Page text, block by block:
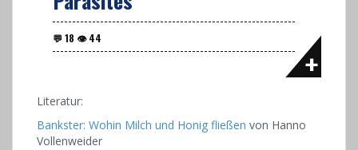
Literatur:
Bankster: Wohin Milch und Honig fließen von Hanno
Vollenweider